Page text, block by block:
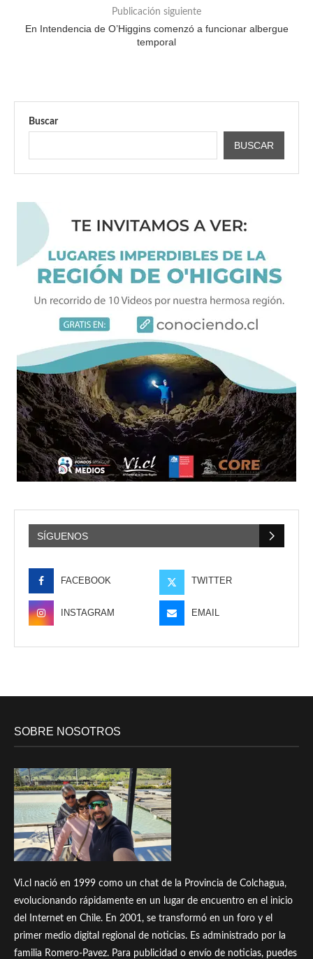
Publicación siguiente
En Intendencia de O’Higgins comenzó a funcionar albergue
temporal
Buscar
BUSCAR
SÍGUENOS
FACEBOOK TWITTER
INSTAGRAM EMAIL
SOBRE NOSOTROS
Vi.cl nació en 1999 como un chat de la Provincia de Colchagua,
evolucionando rápidamente en un lugar de encuentro en el inicio
del Internet en Chile. En 2001, se transformó en un foro y el
primer medio digital regional de noticias. Es administrado por la
familia Romero-Pavez. Para publicidad o envío de noticias, puedes